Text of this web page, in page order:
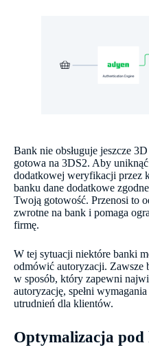
Bank nie obsługuje jeszcze
gotowa na 3DS2. Aby
dodatkowej weryfikacji przez
banku dane dodatkowe
Twoją gotowość. Przenosi to
zwrotne na bank i pomaga
firmę.
W tej sytuacji niektóre banki
odmówić autoryzacji. Zawsze
w sposób, który zapewni
autoryzację, spełni
utrudnień dla klientów.
Optymalizacja pod